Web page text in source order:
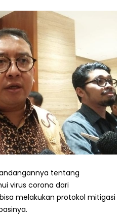
tentang
virus corona dari
melakukan protokol mitigasi